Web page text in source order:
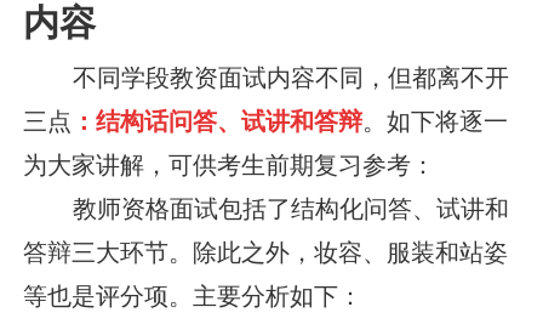
内容
不同学段教资面试内容不同，但都离不开
三点 ：结构话问答、试讲和答辩。如下将逐一
为大家讲解，可供考生前期复习参考：
教师资格面试包括了结构化问答、试讲和
答辩三大环节。除此之外，妆容、服装和站姿
等也是评分项。主要分析如下：